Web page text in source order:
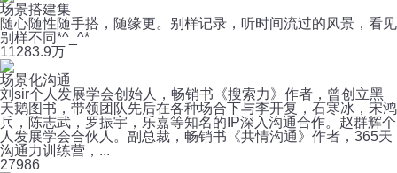
场景搭建集
随心随性随手搭，随缘更。别样记录，听时间流过的风景，看见
别样不同*^_^*
11283.9万
场景化沟通
刘sir个人发展学会创始人，畅销书《搜索力》作者，曾创立黑
天鹅图书，带领团队先后在各种场合下与李开复，石寒冰，宋鸿
兵，陈志武，罗振宇，乐嘉等知名的IP深入沟通合作。赵群辉个
人发展学会合伙人。副总裁，畅销书《共情沟通》作者，365天
沟通力训练营，...
27986